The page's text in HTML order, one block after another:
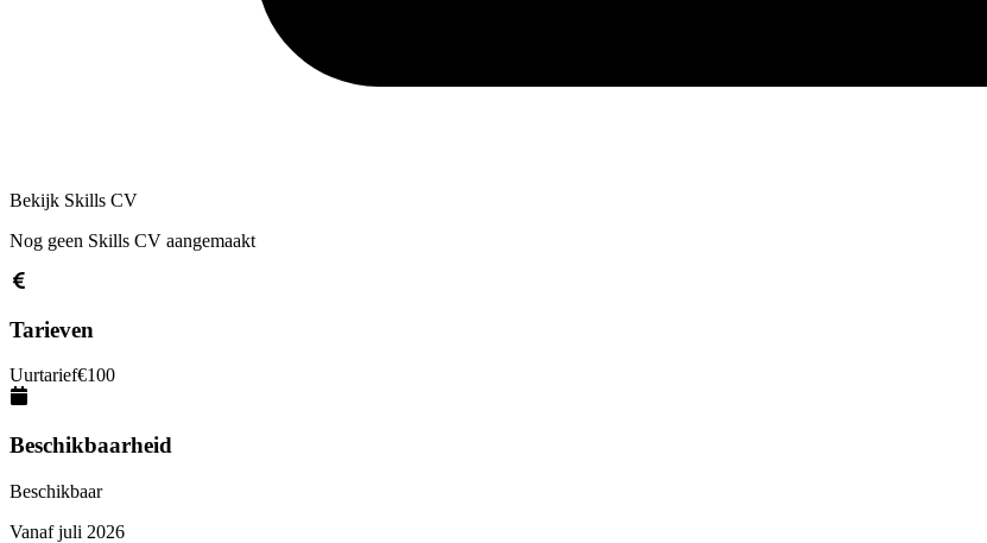
Bekijk Skills CV
Nog geen Skills CV aangemaakt
Tarieven
Uurtarief€100
Beschikbaarheid
Beschikbaar
Vanaf juli 2026